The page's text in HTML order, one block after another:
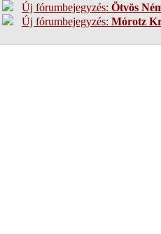
Új fórumbejegyzés: Ötvös
Új fórumbejegyzés: Mórotz